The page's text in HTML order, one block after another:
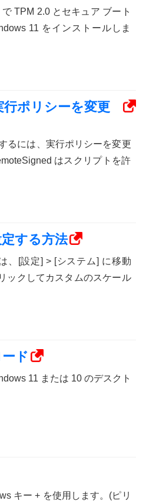
TPM 2.0 とセキュア ブート
11 をインストールしま
ポリシーを変更
るには、実行ポリシーを変更
はスクリプトを許
する方法
、[設定] > [システム] に移動
ックしてカスタムのスケール
ド
11 または 10 のデスクト
キー + を使用します。(ピリ